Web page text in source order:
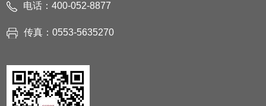
电话：400-052-8877
传真：0553-5635270